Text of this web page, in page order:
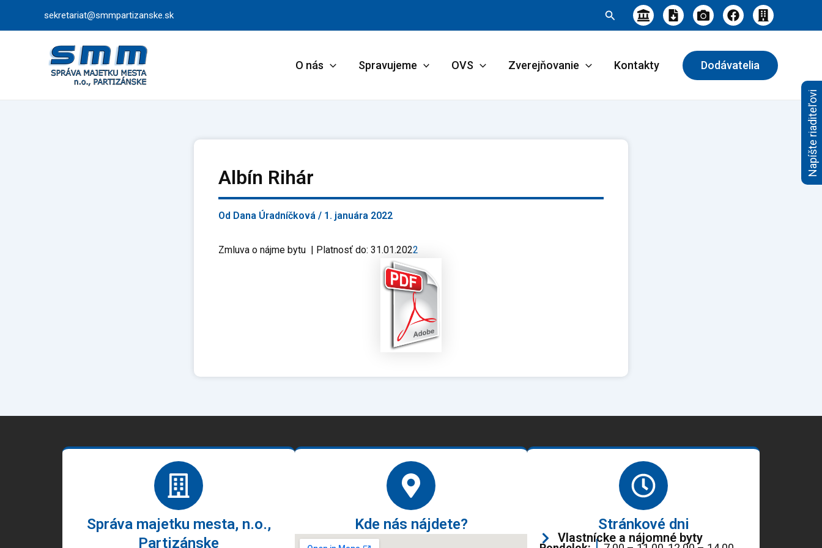
sekretariat@smmpartizanske.sk Hľadať
O nás Spravujeme OVS Zverejňovanie Kontakty Dodávatelia
Albín Rihár
Od Dana Úradníčková / 1. januára 2022
Zmluva o nájme bytu | Platnosť do: 31.01.2022
Správa majetku mesta, n.o.,
Partizánske
Kde nás nájdete? Stránkové dni
Vlastnícke a nájomné byty
Napíšte riaditeľovi